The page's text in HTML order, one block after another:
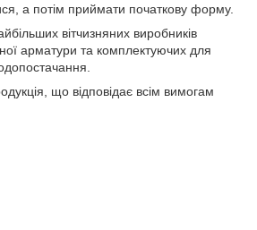
а потім приймати початкову форму.
вітчизняних виробників
арматури та комплектуючих для
що відповідає всім вимогам